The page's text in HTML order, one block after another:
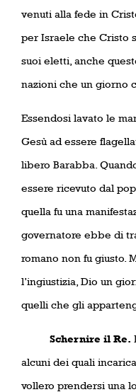
venuti alla fede in
per Israele che Cristo
suoi eletti, anche
nazioni che un giorno
Essendosi lavato le
Gesù ad essere
libero Barabba.
essere ricevuto dal
quella fu una
governatore ebbe di
romano non fu giusto.
l’ingiustizia, Dio un
quelli che gli
Schernire il Re.
alcuni dei quali
vollero prendersi una